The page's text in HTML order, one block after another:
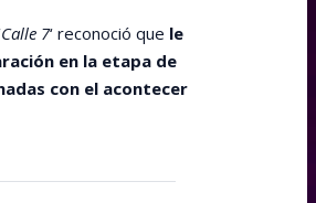
Calle 7‘ reconoció que le
en la etapa de
con el acontecer